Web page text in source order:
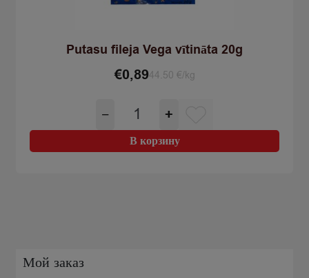
Putasu fileja Vega vītināta 20g
€0,8944.50 €/kg
−
Количество
товара
Putasu
fileja
+
В корзину
Мой заказ